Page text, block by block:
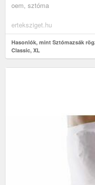
oem, sztóma
erteksziget.hu
Hasonlók, mint Sztómazsák
Classic, XL